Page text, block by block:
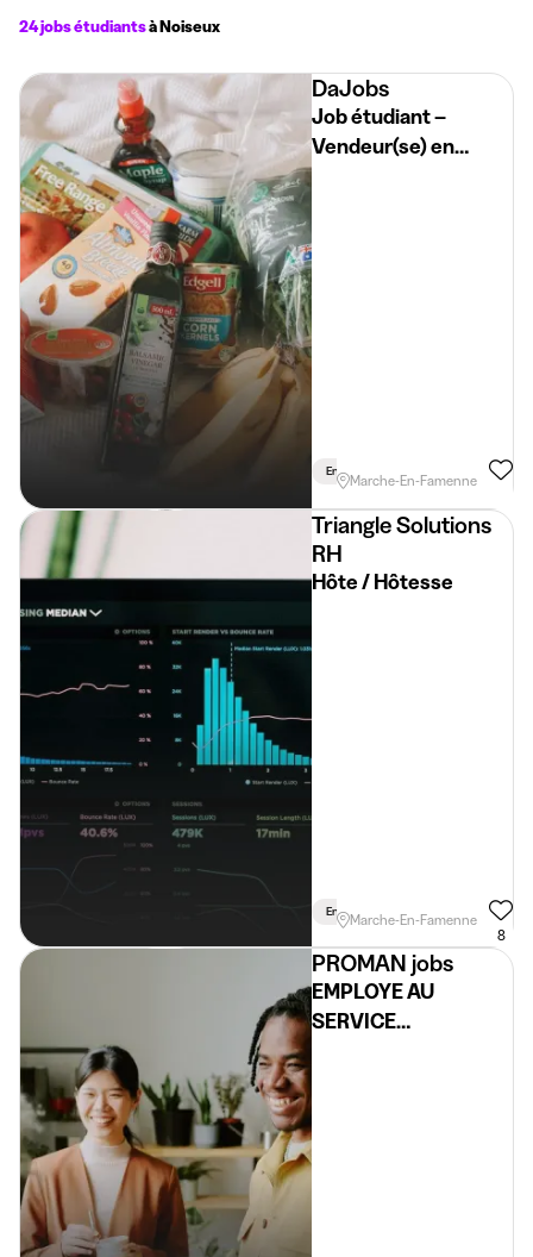
24 jobs étudiantsà Noiseux
DaJobs
Job étudiant –
Vendeur(se) en
boulangerie
En Semaine
Marche-En-Famenne
Triangle Solutions
RH
Hôte / Hôtesse
En Semaine
Marche-En-Famenne
8
PROMAN jobs
EMPLOYE AU
SERVICE